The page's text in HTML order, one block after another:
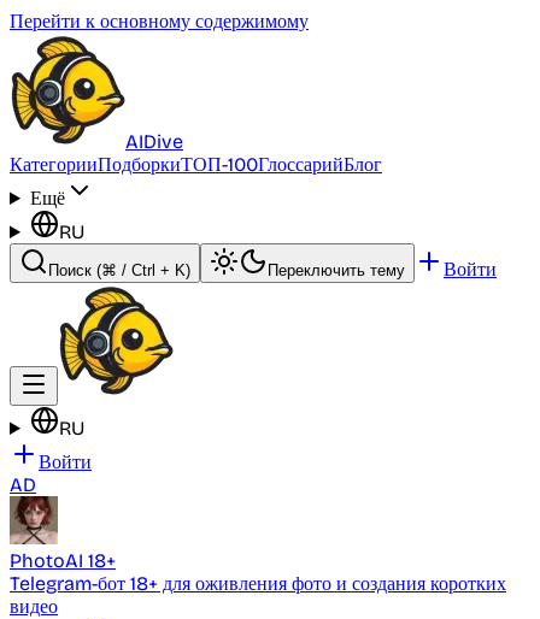
Перейти к основному содержимому
AIDive
КатегорииПодборкиТОП-100ГлоссарийБлог
Ещё
RU
Поиск (⌘ / Ctrl + K) Переключить тему Войти
RU
Войти
AD
PhotoAI 18+
Telegram-бот 18+ для оживления фото и создания коротких
видео